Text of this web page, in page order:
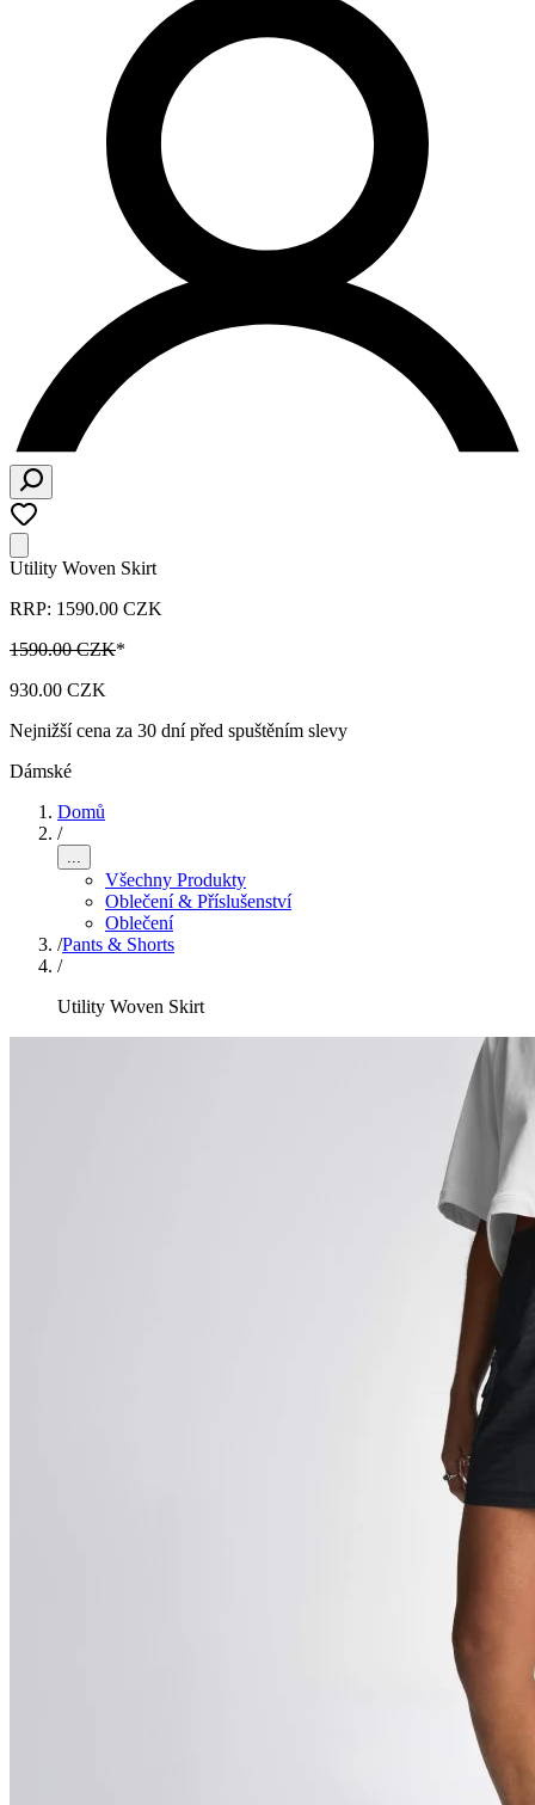
Utility Woven Skirt
RRP: 1590.00 CZK
1590.00 CZK*
930.00 CZK
Nejnižší cena za 30 dní před spuštěním slevy
Dámské
Domů
/
...
Všechny Produkty
Oblečení & Příslušenství
Oblečení
/Pants & Shorts
/
Utility Woven Skirt